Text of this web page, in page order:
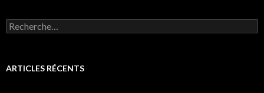
Recherche pour :
ARTICLES RÉCENTS